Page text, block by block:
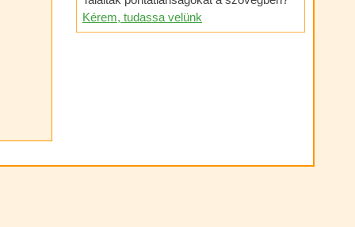
Kérem, tudassa velünk